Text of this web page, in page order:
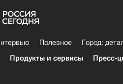
Полезное
Город:
Продукты и сервисы Пресс-